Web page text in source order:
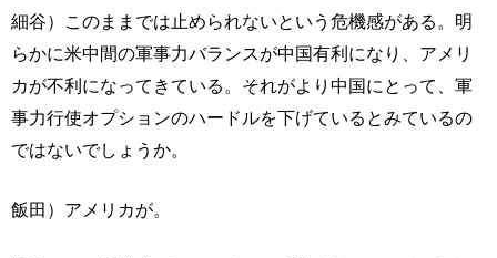
細谷）このままでは止められないという危機感がある。明
らかに米中間の軍事力バランスが中国有利になり、アメリ
カが不利になってきている。それがより中国にとって、軍
事力行使オプションのハードルを下げているとみているの
ではないでしょうか。
飯田）アメリカが。